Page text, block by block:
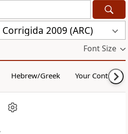
2009 (ARC)
Font Size
Hebrew/Greek Your Content